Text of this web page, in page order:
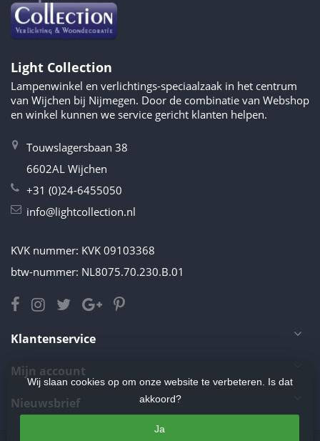
Light Collection
Lampenwinkel en verlichtings-speciaalzaak in het centrum
van Wijchen bij Nijmegen. Door de combinatie van Webshop
en winkel kunnen we service gericht klanten helpen.
Touwslagersbaan 38
6602AL Wijchen
+31 (0)24-6455050
info@lightcollection.nl
KVK nummer: KVK 09103368
btw-nummer: NL8075.70.230.B.01
Klantenservice
Mijn account
Nieuwsbrief
Wij slaan cookies op om onze website te verbeteren. Is dat
akkoord?
Ja